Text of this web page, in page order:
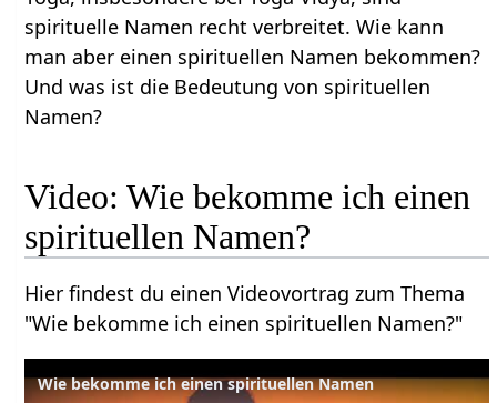
spirituelle Namen recht verbreitet. Wie kann
man aber einen spirituellen Namen bekommen?
Und was ist die Bedeutung von spirituellen
Namen?
Video: Wie bekomme ich einen
spirituellen Namen?
Hier findest du einen Videovortrag zum Thema
"Wie bekomme ich einen spirituellen Namen?"
Wie bekomme ich einen spirituellen Namen